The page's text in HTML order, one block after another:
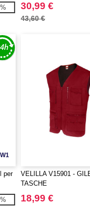
30,99 €
43,60 €
W1
per
VELILLA V15901 -
TASCHE
18,99 €